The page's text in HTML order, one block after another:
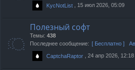
KycNotList , 15 июл 2026, 05:09
Полезный софт
Темы: 438
Последнее сообщение: [ Бесплатно ]
CaptchaRaptor , 24 апр 2026, 12:18